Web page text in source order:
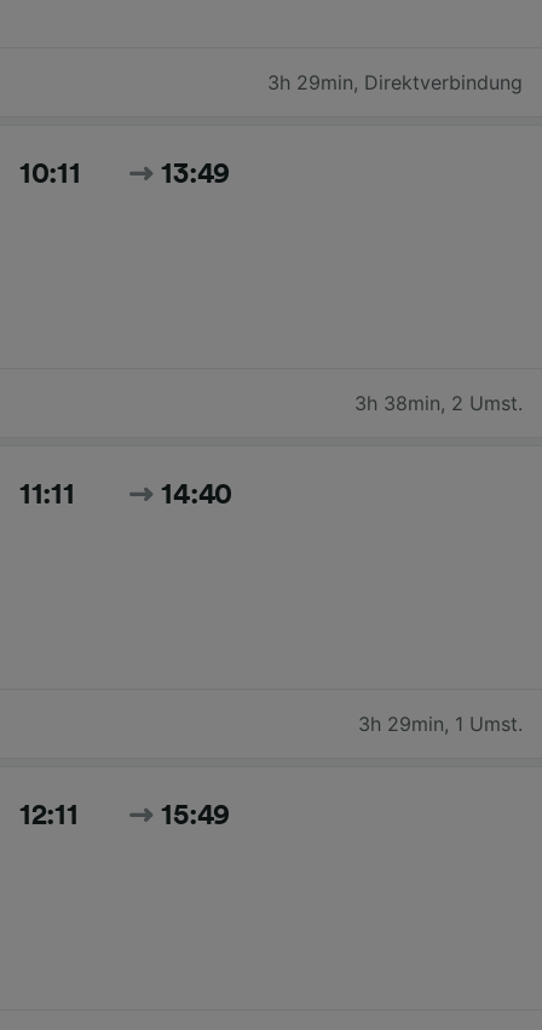
3h 29min, Direktverbindung
10:11 13:49
3h 38min, 2 Umst.
11:11 14:40
3h 29min, 1 Umst.
12:11 15:49